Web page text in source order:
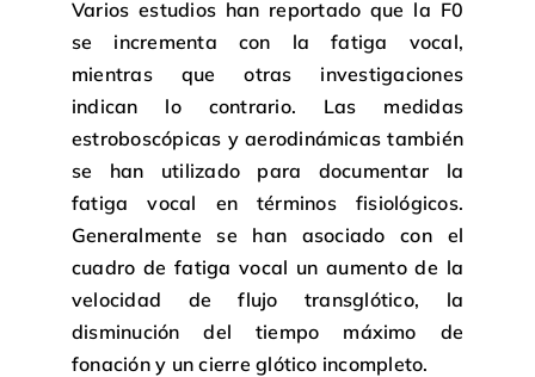
Varios estudios han reportado que la F0
se incrementa con la fatiga vocal,
mientras que otras investigaciones
indican lo contrario. Las medidas
estroboscópicas y aerodinámicas también
se han utilizado para documentar la
fatiga vocal en términos fisiológicos.
Generalmente se han asociado con el
cuadro de fatiga vocal un aumento de la
velocidad de flujo transglótico, la
disminución del tiempo máximo de
fonación y un cierre glótico incompleto.